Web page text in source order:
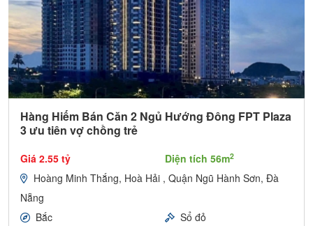
Hàng Hiếm Bán Căn 2 Ngủ Hướng Đông FPT Plaza
3 ưu tiên vợ chồng trẻ
Giá 2.55 tỷ Diện tích 56m2
Hoàng Minh Thắng, Hoà Hải , Quận Ngũ Hành Sơn, Đà
Nẵng
Bắc
Sổ đỏ